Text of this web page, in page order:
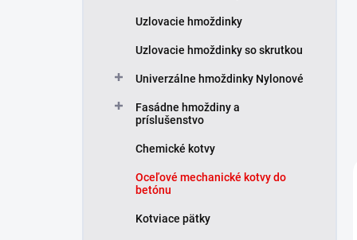
Uzlovacie hmoždinky
Uzlovacie hmoždinky so skrutkou
Univerzálne hmoždinky Nylonové
Fasádne hmoždiny a
príslušenstvo
Chemické kotvy
Oceľové mechanické kotvy do
betónu
Kotviace pätky